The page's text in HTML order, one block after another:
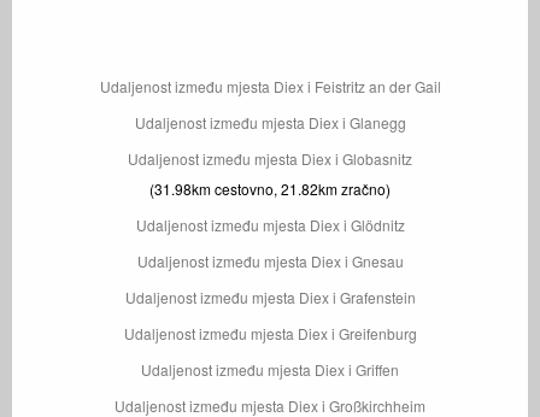
Udaljenost između mjesta Diex i Feistritz an der Gail
Udaljenost između mjesta Diex i Glanegg
Udaljenost između mjesta Diex i Globasnitz
(31.98km cestovno, 21.82km zračno)
Udaljenost između mjesta Diex i Glödnitz
Udaljenost između mjesta Diex i Gnesau
Udaljenost između mjesta Diex i Grafenstein
Udaljenost između mjesta Diex i Greifenburg
Udaljenost između mjesta Diex i Griffen
Udaljenost između mjesta Diex i Großkirchheim